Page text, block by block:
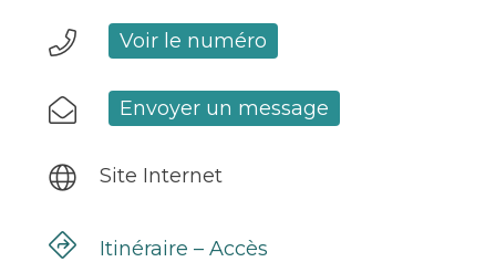
Voir le numéro
Envoyer un message
Site Internet
Itinéraire – Accès